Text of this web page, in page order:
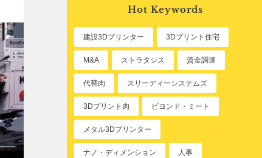
Hot Keywords
建設3Dプリンター 3Dプリント住宅
M&A ストラタシス 資金調達
代替肉 スリーディーシステムズ
3Dプリント肉 ビヨンド・ミート
メタル3Dプリンター
ナノ・ディメンション 人事